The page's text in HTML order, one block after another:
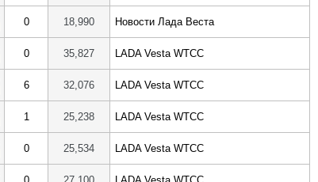
0 18,990 Новости Лада Веста
0 35,827 LADA Vesta WTCC
6 32,076 LADA Vesta WTCC
1 25,238 LADA Vesta WTCC
0 25,534 LADA Vesta WTCC